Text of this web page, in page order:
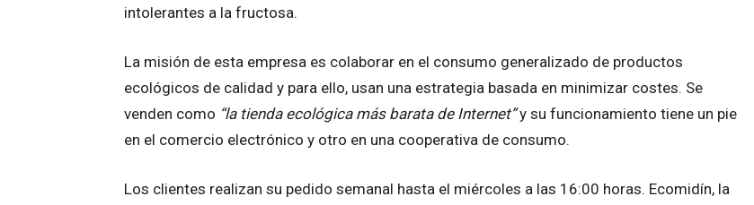
intolerantes a la fructosa.
La misión de esta empresa es colaborar en el consumo generalizado de productos
ecológicos de calidad y para ello, usan una estrategia basada en minimizar costes. Se
venden como “la tienda ecológica más barata de Internet”y su funcionamiento tiene un pie
en el comercio electrónico y otro en una cooperativa de consumo.
Los clientes realizan su pedido semanal hasta el miércoles a las 16:00 horas. Ecomidín, la